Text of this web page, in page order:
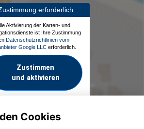
erforderlich
Aktivierung der Karten- und
ist Ihre Zustimmung
Datenschutzrichtlinien vom
Google LLC erforderlich.
Zustimmen
und aktivieren
Cookies